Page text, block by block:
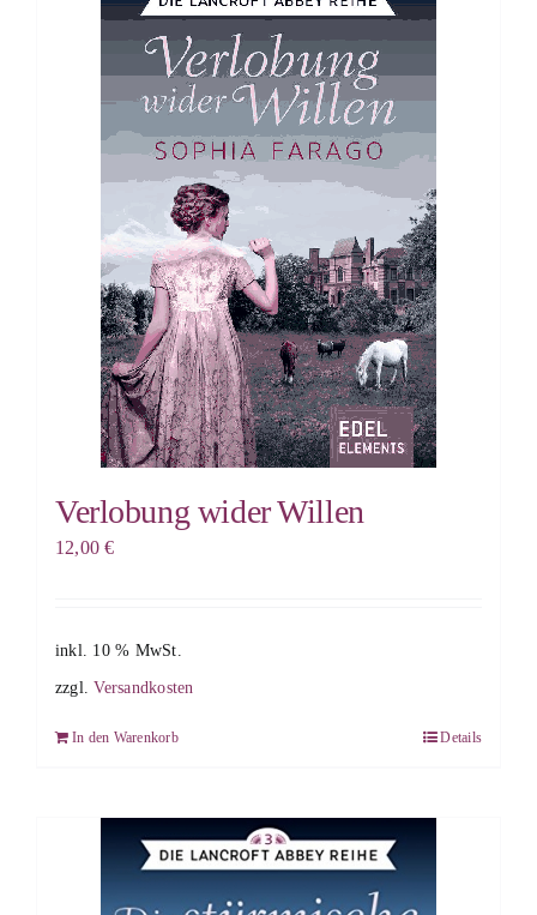
Verlobung wider Willen
12,00€
inkl. 10 % MwSt.
zzgl.Versandkosten
In den Warenkorb Details